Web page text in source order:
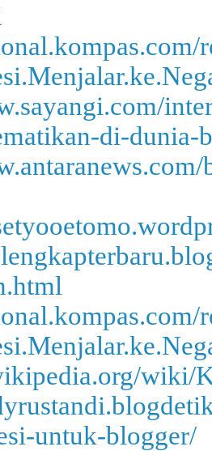
di-dunia-
wiki/
untuk-blogger/